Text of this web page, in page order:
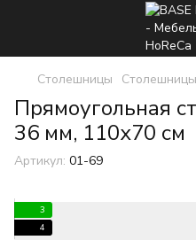
Столешницы
Прямоугольная
36 мм, 110x70 см
Артикул: 01-69
3
4